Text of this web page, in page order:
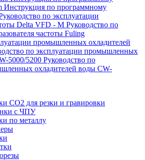
Инструкция по программному
по эксплуатации
Delta VFD - M Руководство по
частоты Fuling
промышленных охладителей
по эксплуатации промышленных
5000/5200 Руководство по
охладителей воды CW-
CO2 для резки и гравировки
с ЧПУ
по металлу